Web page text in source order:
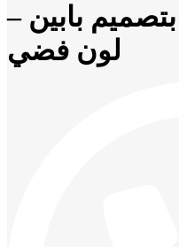
بابين –
لون فضي